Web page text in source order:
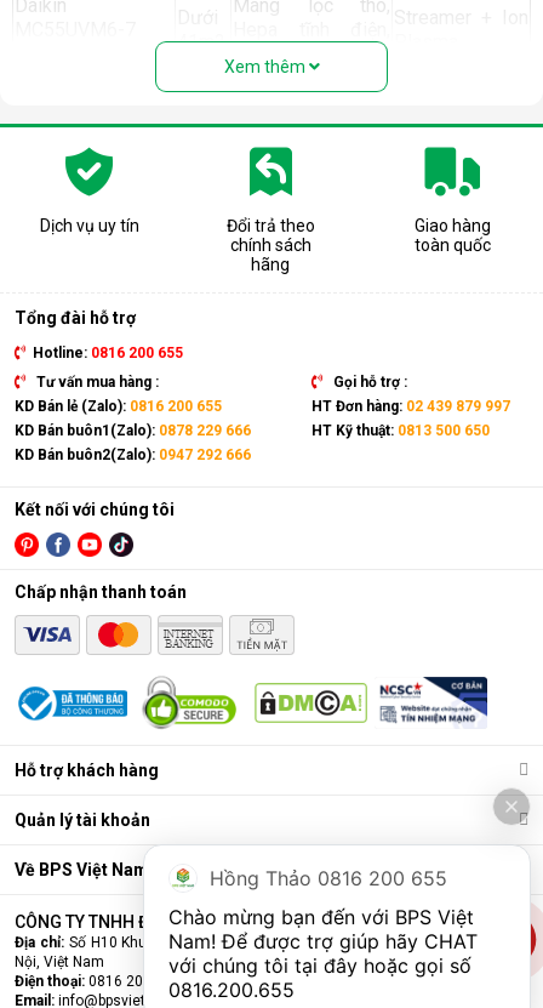
Daikin
41m2
Màng lọc thô,
màng lọc khử mùi
2 phiên bản: màu
trắng, màu nâu)
Màng lọc thô,
Hepa tĩnh điện,
màng lọc khử mùi
Plasma
Có tích hợp tạo
2 phiên bản: màu
trắng, màu đen)
Twin Streamer
ẩm
Daikin
Dưới
Màng lọc thô, Tafu
- Hepa, màng lọc
Twin Streamer
Daikin JPF12AV2
dưới
19m2
ẩm
dưới
Màng lọc thô,
Hepa tĩnh điện
ẩm
A
Daikin
MCK55TVM6
Dưới
41m2
Màng lọc thô,
Hepa tĩnh điện,
màng lọc khử mùi,
có tạo ẩm
Bỏ mẫu
Xem thêm
Dịch vụ uy tín
Đổi trả theo
chính sách
hãng
Giao hàng
toàn quốc
Tổng đài hỗ trợ
Hotline: 0816 200 655
Tư vấn mua hàng :
KD Bán lẻ (Zalo): 0816 200 655
KD Bán buôn1(Zalo): 0878 229 666
KD Bán buôn2(Zalo): 0947 292 666
Gọi hỗ trợ :
HT Đơn hàng: 02 439 879 997
HT Kỹ thuật: 0813 500 650
Hỗ trợ khách hàng
Quản lý tài khoản
Về BPS Việt Nam
Kết nối với chúng tôi
Chấp nhận thanh toán
CÔNG TY TNHH ĐẦU TƯ VÀ THƯƠNG MẠI BPS VIỆT NAM
Địa chỉ: Số H10 Khu đấu giá Ngô Thì Nhậm, Phường Hà Đông, Thành phố Hà
Nội, Việt Nam
Điện thoại: 0816 200 655
Email: info@bpsvietnam.vn
Hồng Thảo 0816 200 655
Chào mừng bạn đến với BPS Việt
Nam! Để được trợ giúp hãy CHAT
0816.200.655